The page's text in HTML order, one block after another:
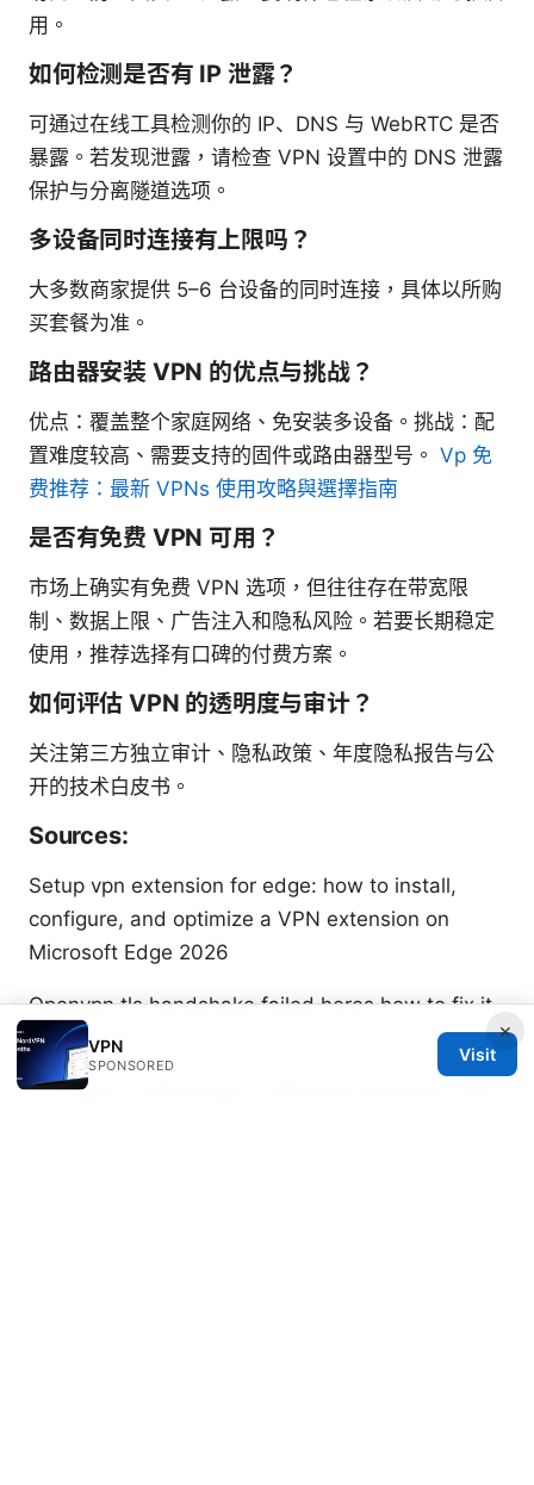
用。
如何检测是否有 IP 泄露？
可通过在线工具检测你的 IP、DNS 与 WebRTC 是否
暴露。若发现泄露，请检查 VPN 设置中的 DNS 泄露
保护与分离隧道选项。
多设备同时连接有上限吗？
大多数商家提供 5–6 台设备的同时连接，具体以所购
买套餐为准。
路由器安装 VPN 的优点与挑战？
优点：覆盖整个家庭网络、免安装多设备。挑战：配
置难度较高、需要支持的固件或路由器型号。 Vp 免
费推荐：最新 VPNs 使用攻略與選擇指南
是否有免费 VPN 可用？
市场上确实有免费 VPN 选项，但往往存在带宽限
制、数据上限、广告注入和隐私风险。若要长期稳定
使用，推荐选择有口碑的付费方案。
如何评估 VPN 的透明度与审计？
关注第三方独立审计、隐私政策、年度隐私报告与公
开的技术白皮书。
Sources:
Setup vpn extension for edge: how to install,
configure, and optimize a VPN extension on
Microsoft Edge 2026
Openvpn tls handshake failed heres how to fix it
like a pro
Nordvpn in china does it still work and how to fix
×
VPN
SPONSORED
Visit